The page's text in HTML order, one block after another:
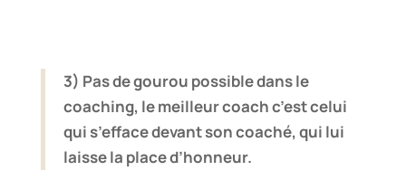
3) Pas de gourou possible dans le
coaching, le meilleur coach c’est celui
qui s’efface devant son coaché, qui lui
laisse la place d’honneur.